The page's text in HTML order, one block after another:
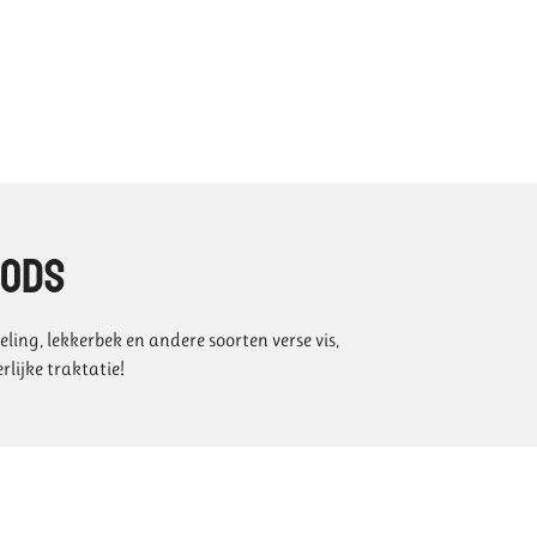
lekkerbek en andere soorten verse vis,
traktatie!